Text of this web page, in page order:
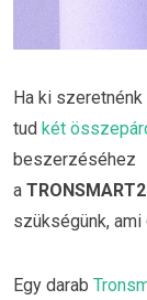
Ha ki
tud két
beszerzéséhez
a
szükségünk,
Egy darab